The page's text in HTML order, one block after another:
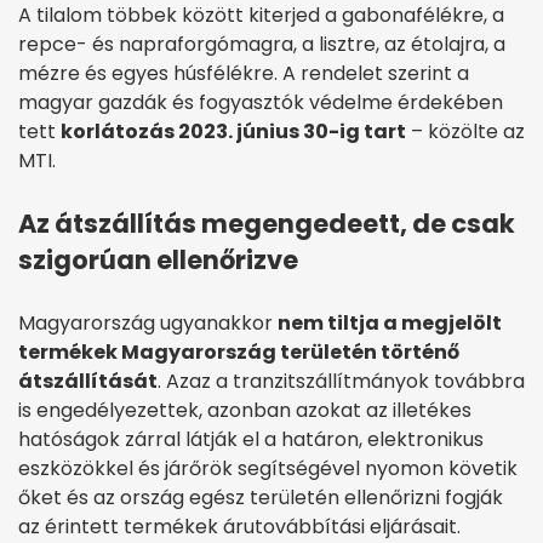
A tilalom többek között kiterjed a gabonafélékre, a
repce- és napraforgómagra, a lisztre, az étolajra, a
mézre és egyes húsfélékre. A rendelet szerint a
magyar gazdák és fogyasztók védelme érdekében
tett korlátozás 2023. június 30-ig tart – közölte az
MTI.
Az átszállítás megengedeett, de csak
szigorúan ellenőrizve
Magyarország ugyanakkor nem tiltja a megjelölt
termékek Magyarország területén történő
átszállítását. Azaz a tranzitszállítmányok továbbra
is engedélyezettek, azonban azokat az illetékes
hatóságok zárral látják el a határon, elektronikus
eszközökkel és járőrök segítségével nyomon követik
őket és az ország egész területén ellenőrizni fogják
az érintett termékek árutovábbítási eljárásait.